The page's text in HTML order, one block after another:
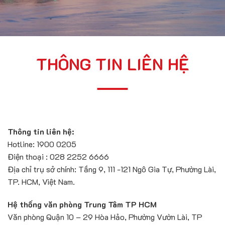
THÔNG TIN LIÊN HỆ
Thông tin liên hệ:
Hotline: 1900 0205
Điện thoại : 028 2252 6666
Địa chỉ trụ sở chính: Tầng 9, 111 -121 Ngô Gia Tự, Phường Lài,
TP. HCM, Việt Nam.
Hệ thống văn phòng Trung Tâm TP HCM
Văn phòng Quận 10 – 29 Hòa Hảo, Phường Vườn Lài, TP